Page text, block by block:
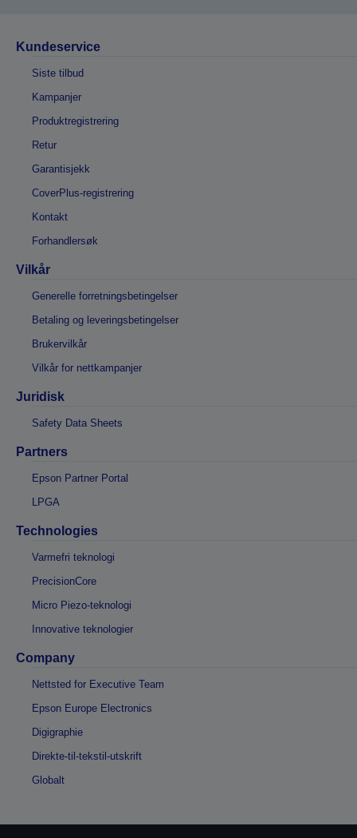
Kundeservice
Siste tilbud
Kampanjer
Produktregistrering
Retur
Garantisjekk
CoverPlus-registrering
Kontakt
Forhandlersøk
Vilkår
Generelle forretningsbetingelser
Betaling og leveringsbetingelser
Brukervilkår
Vilkår for nettkampanjer
Juridisk
Safety Data Sheets
Partners
Epson Partner Portal
LPGA
Technologies
Varmefri teknologi
PrecisionCore
Micro Piezo-teknologi
Innovative teknologier
Company
Nettsted for Executive Team
Epson Europe Electronics
Digigraphie
Direkte-til-tekstil-utskrift
Globalt